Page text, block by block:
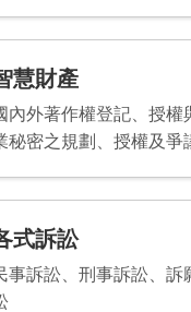
慧財產
內外著作權登記、授權
秘密之規劃、授權及爭
式訴訟
事訴訟、刑事訴訟、訴